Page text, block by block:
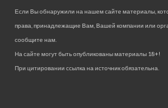
Если Вы обнаружили на нашем сайте материалы,
права, принадлежащие Вам, Вашей компании или
сообщите нам.
На сайте могут быть опубликованы материалы 18+!
При цитировании ссылка на источник обязательна.